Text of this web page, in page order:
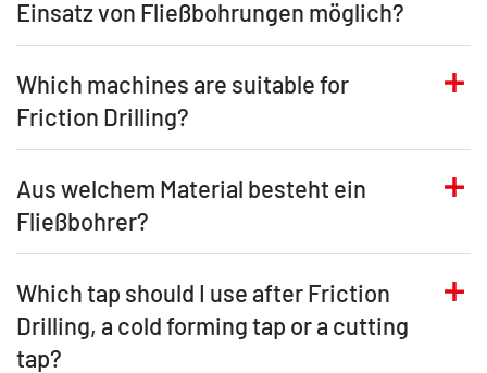
Einsatz von Fließbohrungen möglich?
Which machines are suitable for
Friction Drilling?
Aus welchem Material besteht ein
Fließbohrer?
Which tap should I use after Friction
Drilling, a cold forming tap or a cutting
tap?